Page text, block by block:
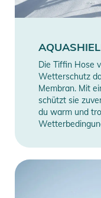
Die Tiffin Hose
Wetterschutz
Membran. Mit
schützt sie
du warm und